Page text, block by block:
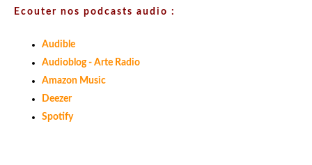
Ecouter nos podcasts audio :
Audible
Audioblog - Arte Radio
Amazon Music
Deezer
Spotify